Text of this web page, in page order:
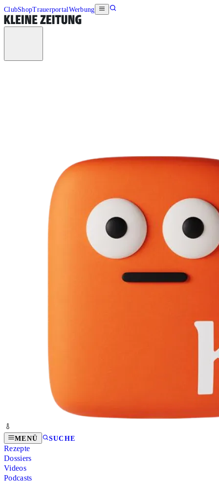
ClubShopTrauerportalWerbung
MENÜ SUCHE
Rezepte
Dossiers
Videos
Podcasts